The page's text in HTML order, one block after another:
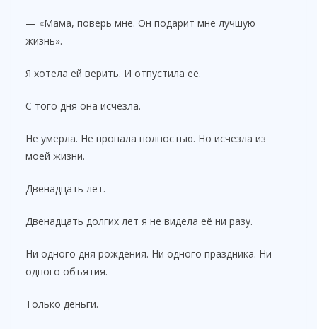
— «Мама, поверь мне. Он подарит мне лучшую
жизнь».
Я хотела ей верить. И отпустила её.
С того дня она исчезла.
Не умерла. Не пропала полностью. Но исчезла из
моей жизни.
Двенадцать лет.
Двенадцать долгих лет я не видела её ни разу.
Ни одного дня рождения. Ни одного праздника. Ни
одного объятия.
Только деньги.